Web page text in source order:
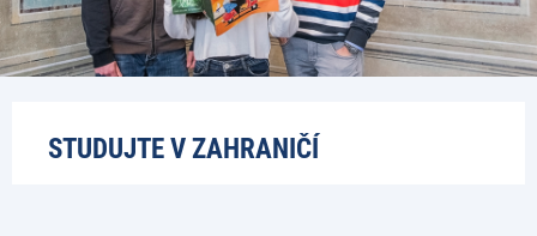
STUDUJTE V ZAHRANIČÍ